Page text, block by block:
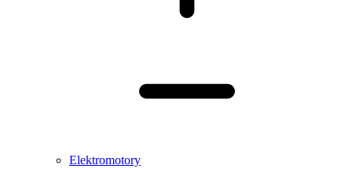
Elektromotory